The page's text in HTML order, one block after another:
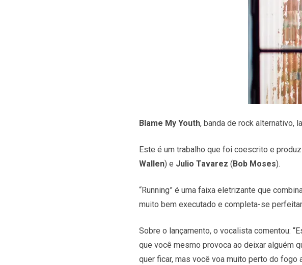
Blame My Youth, banda de rock alternativo,
Este é um trabalho que foi coescrito e
Wallen) e Julio Tavarez (Bob Moses).
“Running” é uma faixa eletrizante que
muito bem executado e completa-se
Sobre o lançamento, o vocalista comentou:
que você mesmo provoca ao deixar alguém
quer ficar, mas você voa muito perto do fogo